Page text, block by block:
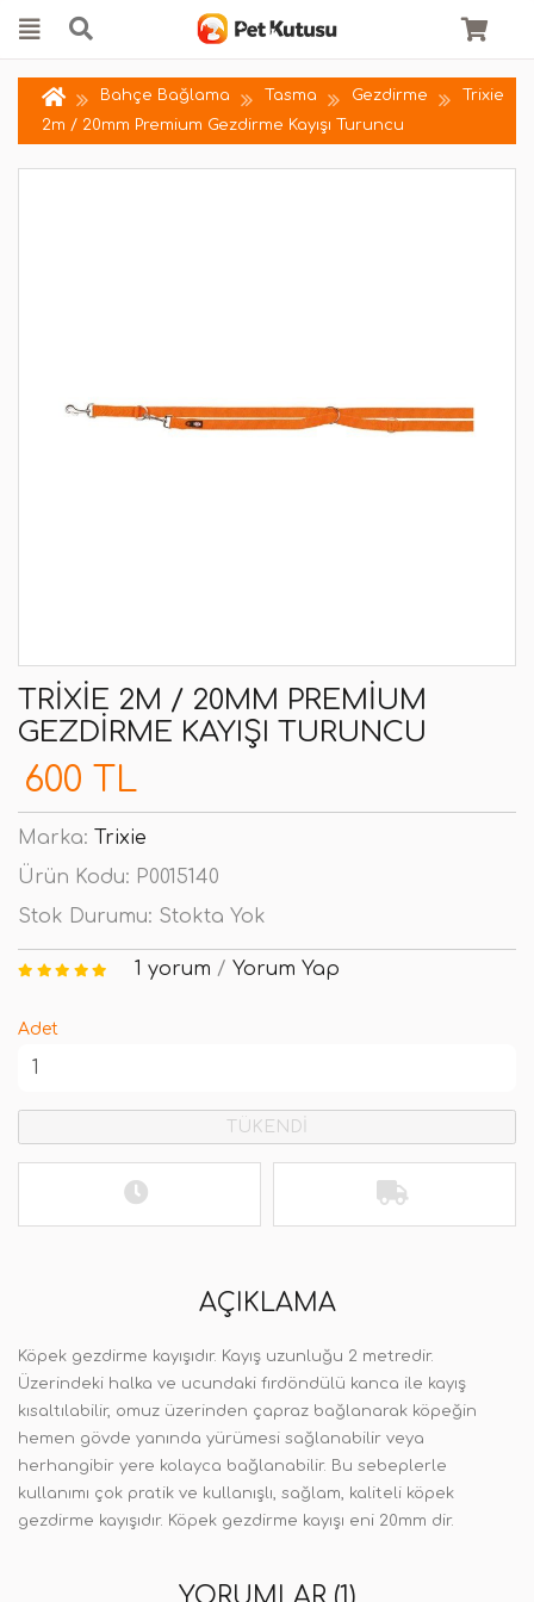
Bahçe Bağlama Tasma Gezdirme
Trixie
2m / 20mm Premium Gezdirme Kayışı Turuncu
TRIXIE 2M / 20MM PREMIUM
GEZDIRME KAYIŞI TURUNCU
600 TL
Marka: Trixie
Ürün Kodu: P0015140
Stok Durumu: Stokta Yok
1 yorum / Yorum Yap
Adet
TÜKENDİ
AÇIKLAMA
Köpek gezdirme kayışıdır. Kayış uzunluğu 2 metredir.
Üzerindeki halka ve ucundaki fırdöndülü kanca ile kayış
kısaltılabilir, omuz üzerinden çapraz bağlanarak köpeğin
hemen gövde yanında yürümesi sağlanabilir veya
herhangibir yere kolayca bağlanabilir. Bu sebeplerle
kullanımı çok pratik ve kullanışlı, sağlam, kaliteli köpek
gezdirme kayışıdır. Köpek gezdirme kayışı eni 20mm dir.
YORUMLAR (1)